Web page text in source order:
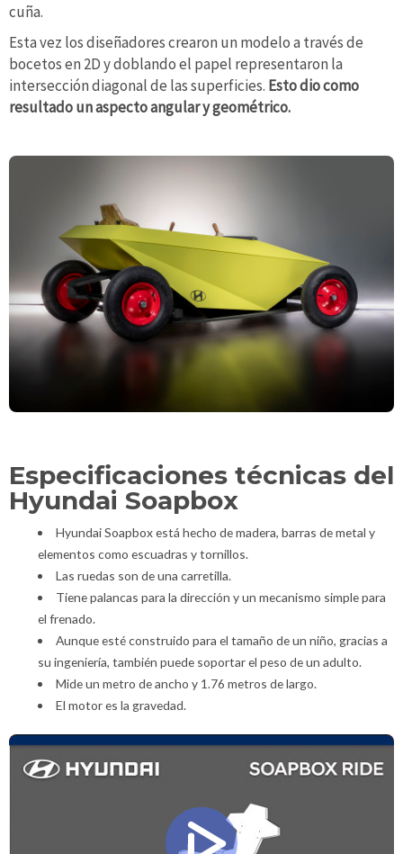
cuña.
Esta vez los diseñadores crearon un modelo a través de
bocetos en 2D y doblando el papel representaron la
intersección diagonal de las superficies. Esto dio como
resultado un aspecto angular y geométrico.
Especificaciones técnicas del
Hyundai Soapbox
Hyundai Soapbox está hecho de madera, barras de metal y
elementos como escuadras y tornillos.
Las ruedas son de una carretilla.
Tiene palancas para la dirección y un mecanismo simple para
el frenado.
Aunque esté construido para el tamaño de un niño, gracias a
su ingeniería, también puede soportar el peso de un adulto.
Mide un metro de ancho y 1.76 metros de largo.
El motor es la gravedad.